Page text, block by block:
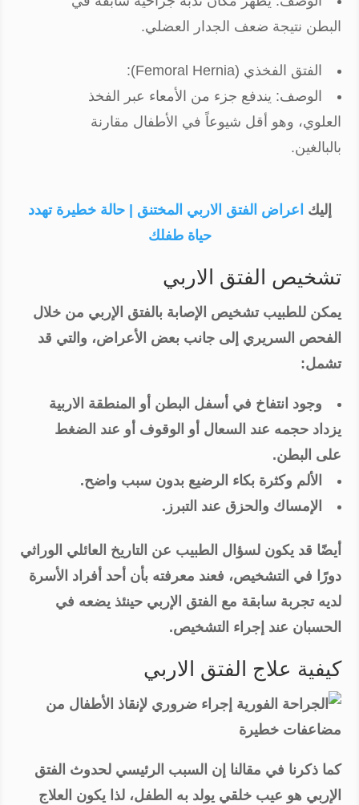
البطن نتيجة ضعف الجدار العضلي.
الفتق الفخذي (Femoral Hernia):
الوصف: يندفع جزء من الأمعاء عبر الفخذ
العلوي، وهو أقل شيوعاً في الأطفال مقارنة
بالبالغين.
إليك اعراض الفتق الاربي المختنق | حالة خطيرة تهدد
حياة طفلك
تشخيص الفتق الاربي
يمكن للطبيب تشخيص الإصابة بالفتق الإربي من خلال
الفحص السريري إلى جانب بعض الأعراض، والتي قد
تشمل:
وجود انتفاخ في أسفل البطن أو المنطقة الاربية
يزداد حجمه عند السعال أو الوقوف أو عند الضغط
على البطن.
الألم وكثرة بكاء الرضيع بدون سبب واضح.
الإمساك والحزق عند التبرز.
أيضًا قد يكون لسؤال الطبيب عن التاريخ العائلي الوراثي
دورًا في التشخيص، فعند معرفته بأن أحد أفراد الأسرة
لديه تجربة سابقة مع الفتق الإربي حينئذ يضعه في
الحسبان عند إجراء التشخيص.
كيفية علاج الفتق الاربي
كما ذكرنا في مقالنا إن السبب الرئيسي لحدوث الفتق
الإربي هو عيب خلقي يولد به الطفل، لذا يكون العلاج